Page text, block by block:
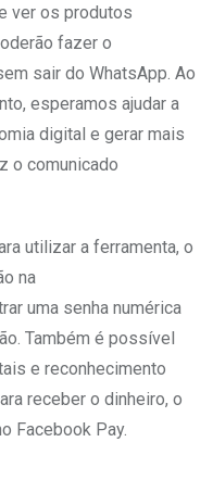
ver os produtos
fazer o
sair do WhatsApp. Ao
esperamos ajudar a
digital e gerar mais
o comunicado
utilizar a ferramenta, o
na
uma senha numérica
Também é possível
e reconhecimento
receber o dinheiro, o
Facebook Pay.